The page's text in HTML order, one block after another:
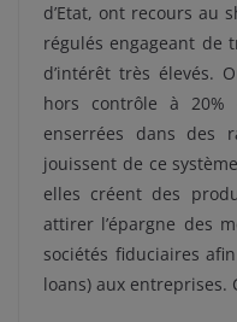
d’Etat, ont recours au
régulés engageant de
d’intérêt très élevés.
hors contrôle à 20%
enserrées dans des
jouissent de ce
elles créent des
attirer l’épargne des
sociétés fiduciaires
loans) aux entreprises.